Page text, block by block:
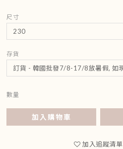
尺寸
存貨
數量
加入購物車
加入追蹤清單